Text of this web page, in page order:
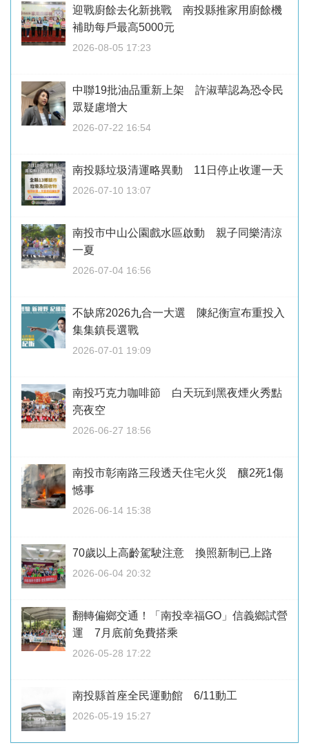
迎戰廚餘去化新挑戰 南投縣推家用廚餘機
補助每戶最高5000元
2026-08-05 17:23
中聯19批油品重新上架 許淑華認為恐令民
眾疑慮增大
2026-07-22 16:54
南投縣垃圾清運略異動 11日停止收運一天
2026-07-10 13:07
南投市中山公園戲水區啟動 親子同樂清涼
一夏
2026-07-04 16:56
不缺席2026九合一大選 陳紀衡宣布重投入
集集鎮長選戰
2026-07-01 19:09
南投巧克力咖啡節 白天玩到黑夜煙火秀點
亮夜空
2026-06-27 18:56
南投市彰南路三段透天住宅火災 釀2死1傷
憾事
2026-06-14 15:38
70歲以上高齡駕駛注意 換照新制已上路
2026-06-04 20:32
翻轉偏鄉交通！「南投幸福GO」信義鄉試營
運 7月底前免費搭乘
2026-05-28 17:22
南投縣首座全民運動館 6/11動工
2026-05-19 15:27